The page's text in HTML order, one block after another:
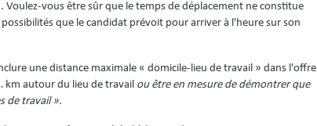
Voulez-vous être sûr que le temps de déplacement ne constitue
possibilités que le candidat prévoit pour arriver à l'heure sur son
une distance maximale « domicile-lieu de travail » dans l'offre
km autour du lieu de travail ou être en mesure de démontrer que
de travail ».